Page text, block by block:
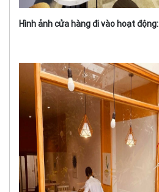
Hình ảnh cửa hàng đi vào hoạt động: